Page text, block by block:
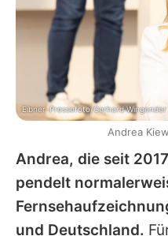
Andrea, die seit
pendelt
und Deutschland.
Eibner-Pressefoto/Gerhard
Andrea